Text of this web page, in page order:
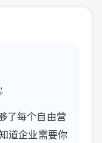
了每个自由营
道企业需要你